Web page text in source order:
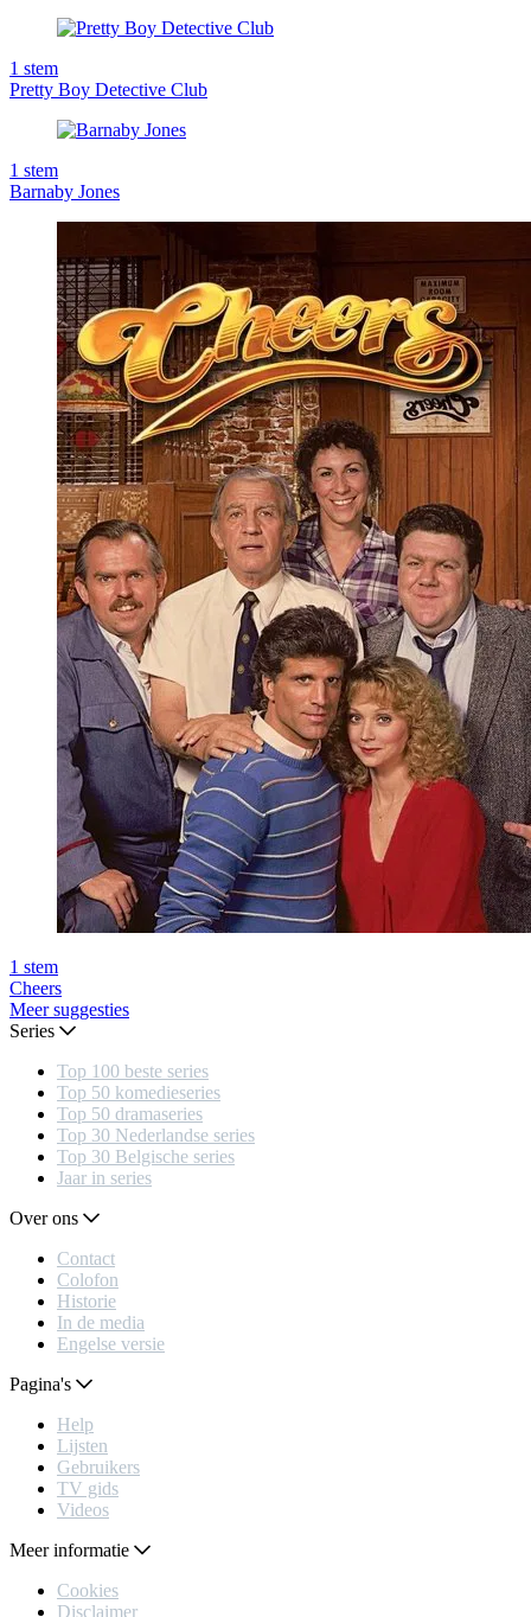
1 stem
Pretty Boy Detective Club
1 stem
Barnaby Jones
1 stem
Cheers
Meer suggesties
Series
Top 100 beste series
Top 50 komedieseries
Top 50 dramaseries
Top 30 Nederlandse series
Top 30 Belgische series
Jaar in series
Over ons
Contact
Colofon
Historie
In de media
Engelse versie
Pagina's
Help
Lijsten
Gebruikers
TV gids
Videos
Meer informatie
Cookies
Disclaimer